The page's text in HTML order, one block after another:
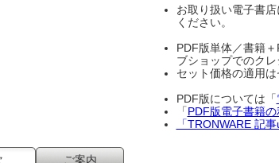
お取り扱い電子書店
ください。
PDF版単体／書籍
ブショップでのクレ
セット価格の適用は
PDF版については「
「 PDF版電子書籍
「TRONWARE 記
ご案内